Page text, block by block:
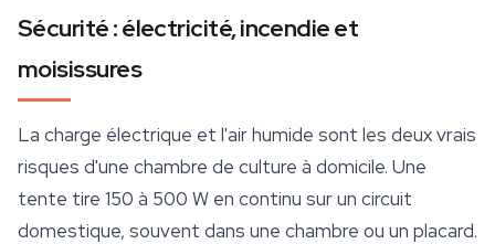
Sécurité : électricité, incendie et
moisissures
La charge électrique et l'air humide sont les deux vrais
risques d'une chambre de culture à domicile. Une
tente tire 150 à 500 W en continu sur un circuit
domestique, souvent dans une chambre ou un placard.